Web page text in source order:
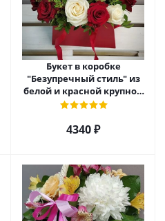
Букет в коробке
"Безупречный стиль" из
белой и красной крупной
розы Эквадор. арт. 5515
4340 ₽